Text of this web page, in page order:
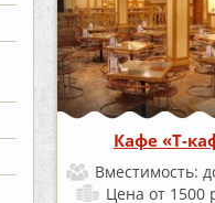
Кафе «Т-
Вместимость:
Ценаот 1500